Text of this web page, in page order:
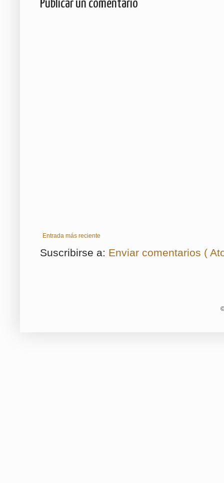
Publicar un comentario
Entrada más reciente
Suscribirse a: Enviar comentarios (